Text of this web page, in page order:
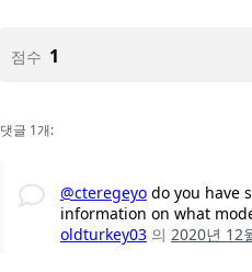
점수 1
댓글 1개:
@cteregeyodo you have
information on what
oldturkey03 의 2020년 12